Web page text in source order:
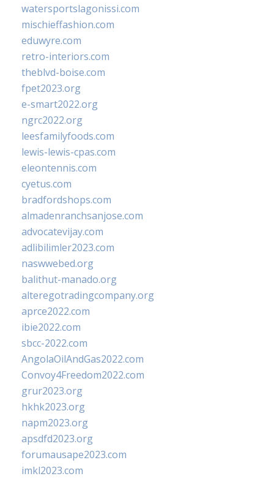
watersportslagonissi.com
mischieffashion.com
eduwyre.com
retro-interiors.com
theblvd-boise.com
fpet2023.org
e-smart2022.org
ngrc2022.org
leesfamilyfoods.com
lewis-lewis-cpas.com
eleontennis.com
cyetus.com
bradfordshops.com
almadenranchsanjose.com
advocatevijay.com
adlibilimler2023.com
naswwebed.org
balithut-manado.org
alteregotradingcompany.org
aprce2022.com
ibie2022.com
sbcc-2022.com
AngolaOilAndGas2022.com
Convoy4Freedom2022.com
grur2023.org
hkhk2023.org
napm2023.org
apsdfd2023.org
forumausape2023.com
imkl2023.com